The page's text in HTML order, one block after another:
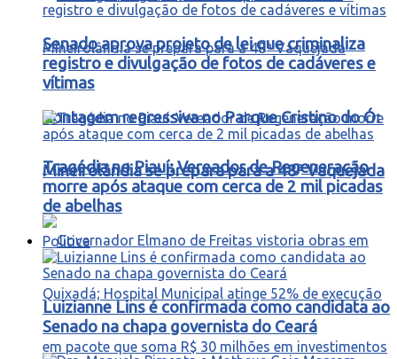
Contagem regressiva no Parque Cristino do Ó:
Mineirolândia se prepara para a 48ª Vaquejada
Senado aprova projeto de lei que criminaliza
registro e divulgação de fotos de cadáveres e
vítimas
Tragédia no Piauí: Vereador de Regeneração
morre após ataque com cerca de 2 mil picadas
de abelhas
Política
Luizianne Lins é confirmada como candidata ao
Senado na chapa governista do Ceará